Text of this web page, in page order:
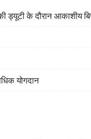
ड्यूटी के दौरान आकाशीय
योगदान